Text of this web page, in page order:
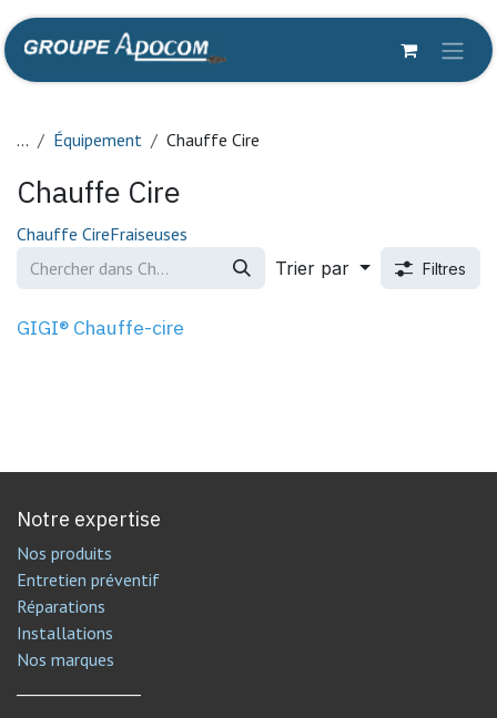
Se rendre au contenu
... Équipement Chauffe Cire
Chauffe Cire
Chauffe CireFraiseuses
Trier par
Filtres
GIGI® Chauffe-cire
Notre expertise
Nos produits
Entretien préventif
Réparations
Installations
Nos marques